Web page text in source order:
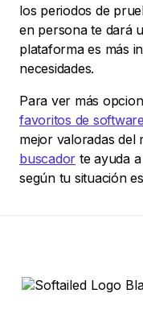
los periodos de
en persona te dará
plataforma es más
necesidades.
Para ver más
favoritos de
mejor valoradas del
buscador te ayuda
según tu situación